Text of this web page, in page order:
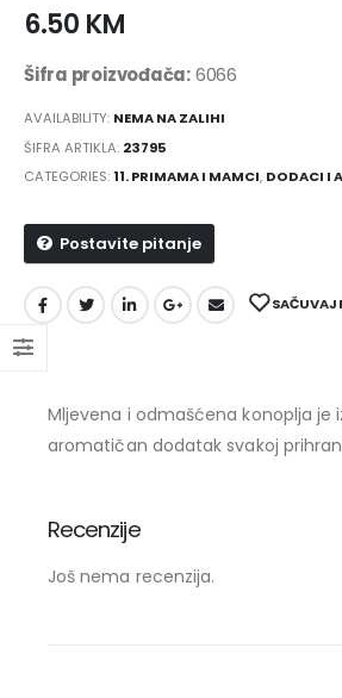
6.50 KM
Šifra proizvođača:6066
AVAILABILITY: NEMA NA ZALIHI
ŠIFRA ARTIKLA: 23795
CATEGORIES:11. PRIMAMA I MAMCI, DODACI I
Postavite pitanje
SAČUVAJ
Mljevena i odmašćena konoplja je
aromatičan dodatak svakoj
Recenzije
Još nema recenzija.